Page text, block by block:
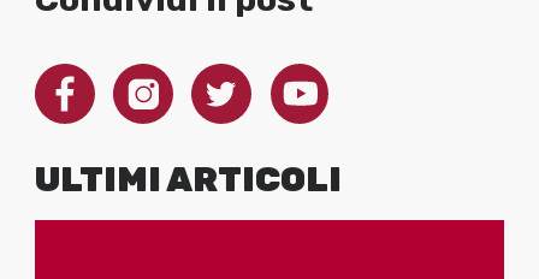
ULTIMI ARTICOLI